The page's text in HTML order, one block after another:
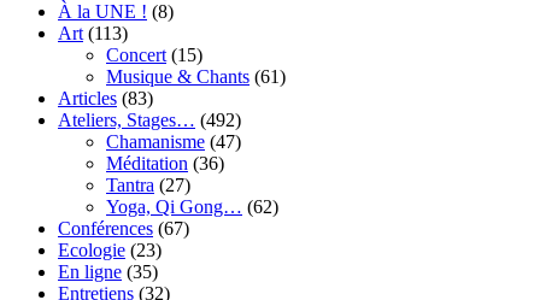
À la UNE ! (8)
Art(113)
Concert(15)
Musique & Chants (61)
Articles (83)
Ateliers, Stages… (492)
Chamanisme (47)
Méditation (36)
Tantra (27)
Yoga, Qi Gong… (62)
Conférences (67)
Ecologie (23)
En ligne (35)
Entretiens (32)